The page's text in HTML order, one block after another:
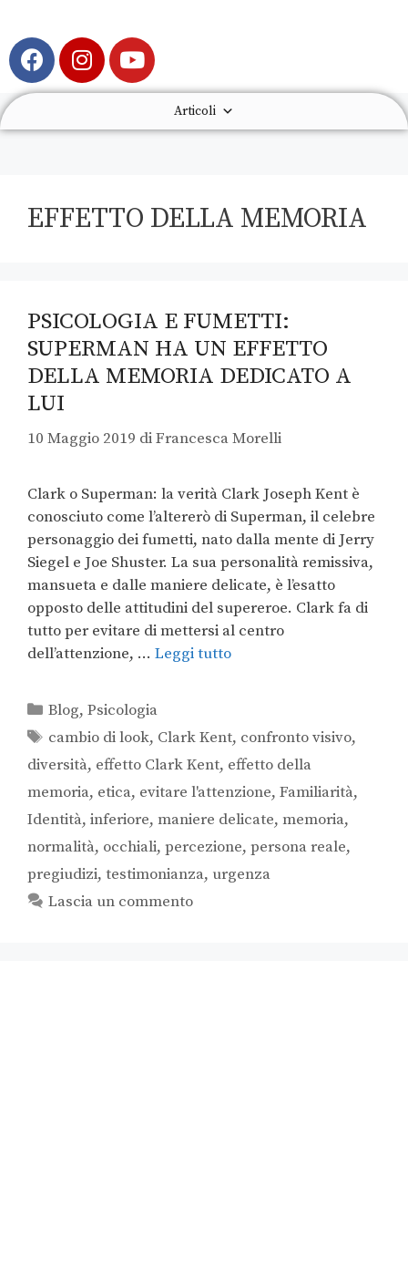
Articoli
EFFETTO DELLA MEMORIA
PSICOLOGIA E FUMETTI:
SUPERMAN HA UN EFFETTO
DELLA MEMORIA DEDICATO A
LUI
10 Maggio 2019 diFrancesca Morelli
Clark o Superman: la verità Clark Joseph Kent è
conosciuto come l’altererò di Superman, il celebre
personaggio dei fumetti, nato dalla mente di Jerry
Siegel e Joe Shuster. La sua personalità remissiva,
mansueta e dalle maniere delicate, è l’esatto
opposto delle attitudini del supereroe. Clark fa di
tutto per evitare di mettersi al centro
dell’attenzione, … Leggi tutto
Blog,Psicologia
cambio di look, Clark Kent, confronto visivo,
diversità, effetto Clark Kent, effetto della
memoria, etica, evitare l'attenzione, Familiarità,
Identità, inferiore, maniere delicate, memoria,
normalità, occhiali, percezione, persona reale,
pregiudizi, testimonianza, urgenza
Lascia un commento